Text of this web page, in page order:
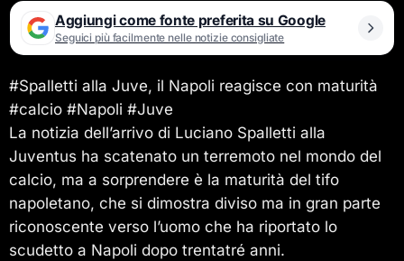
Aggiungi come fonte preferita su Google
Seguici più facilmente nelle notizie consigliate
#Spalletti alla Juve, il Napoli reagisce con maturità
#calcio #Napoli #Juve
La notizia dell’arrivo di Luciano Spalletti alla
Juventus ha scatenato un terremoto nel mondo del
calcio, ma a sorprendere è la maturità del tifo
napoletano, che si dimostra diviso ma in gran parte
riconoscente verso l’uomo che ha riportato lo
scudetto a Napoli dopo trentatré anni.